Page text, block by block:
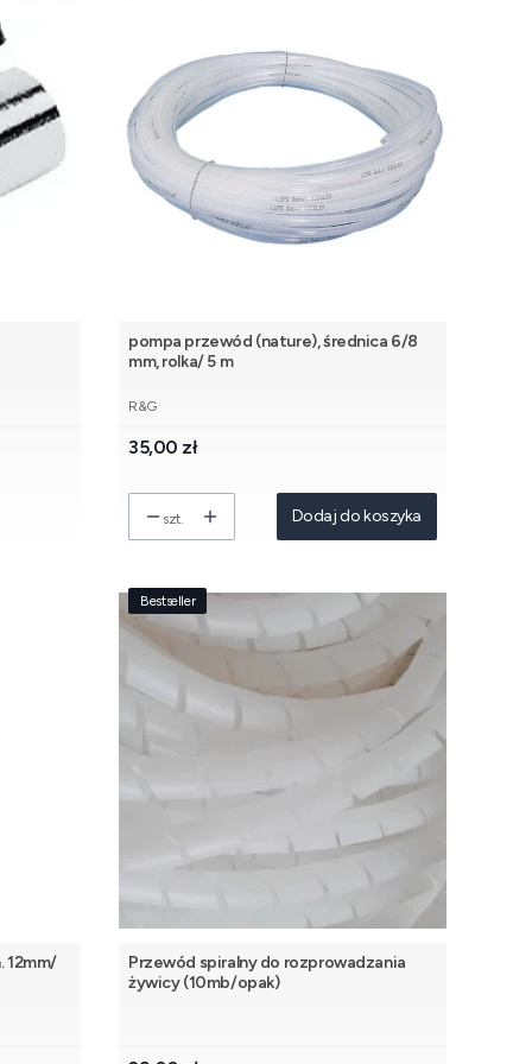
pompa przewód (nature), średnica 6/8
mm, rolka/ 5 m
PRODUCENT
R&G
Cena
35,00 zł
szt. Dodaj do koszyka
12mm/
Bestseller
Przewód spiralny do rozprowadzania
żywicy (10mb/opak)